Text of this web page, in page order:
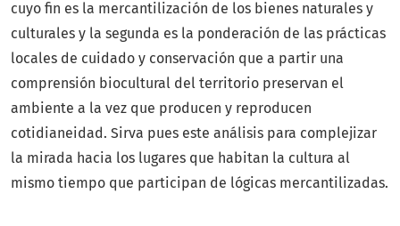
cuyo fin es la mercantilización de los bienes naturales y
culturales y la segunda es la ponderación de las prácticas
locales de cuidado y conservación que a partir una
comprensión biocultural del territorio preservan el
ambiente a la vez que producen y reproducen
cotidianeidad. Sirva pues este análisis para complejizar
la mirada hacia los lugares que habitan la cultura al
mismo tiempo que participan de lógicas mercantilizadas.